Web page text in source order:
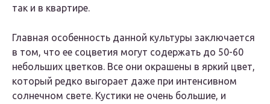
так и в квартире.
Главная особенность данной культуры заключается
в том, что ее соцветия могут содержать до 50-60
небольших цветков. Все они окрашены в яркий цвет,
который редко выгорает даже при интенсивном
солнечном свете. Кустики не очень большие, и